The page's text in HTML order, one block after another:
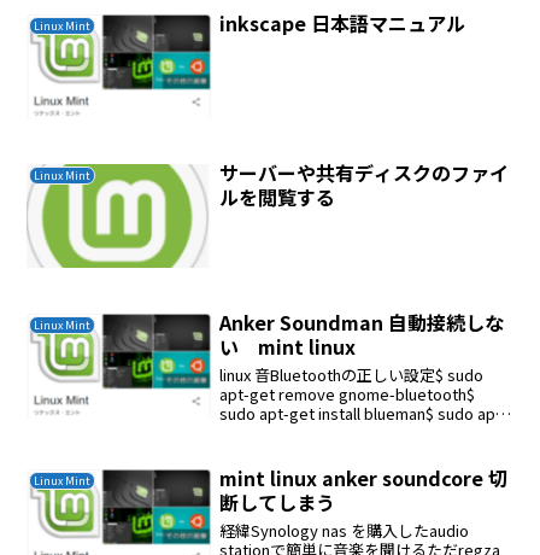
Linux Mint inkscape 日本語マニュアル
Linux Mint
サーバーや共有ディスクのファイ
ルを閲覧する
Linux Mint
Anker Soundman 自動接続しな
い mint linux
linux 音Bluetoothの正しい設定$ sudo
apt-get remove gnome-bluetooth$
sudo apt-get install blueman$ sudo apt-
Linux Mint
mint linux anker soundcore 切
断してしまう
経緯Synology nas を購入したaudio
stationで簡単に音楽を聞けるただregza